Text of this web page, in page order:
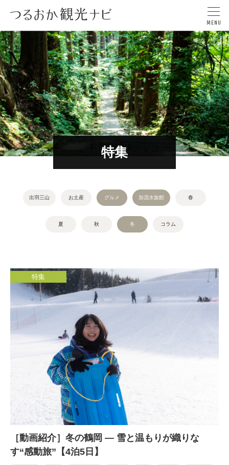
特集
出羽三山 お土産 グルメ 加茂水族館 春
夏 秋 冬 コラム
特集
［動画紹介］冬の鶴岡 — 雪と温もりが織りな
す“感動旅”【4泊5日】